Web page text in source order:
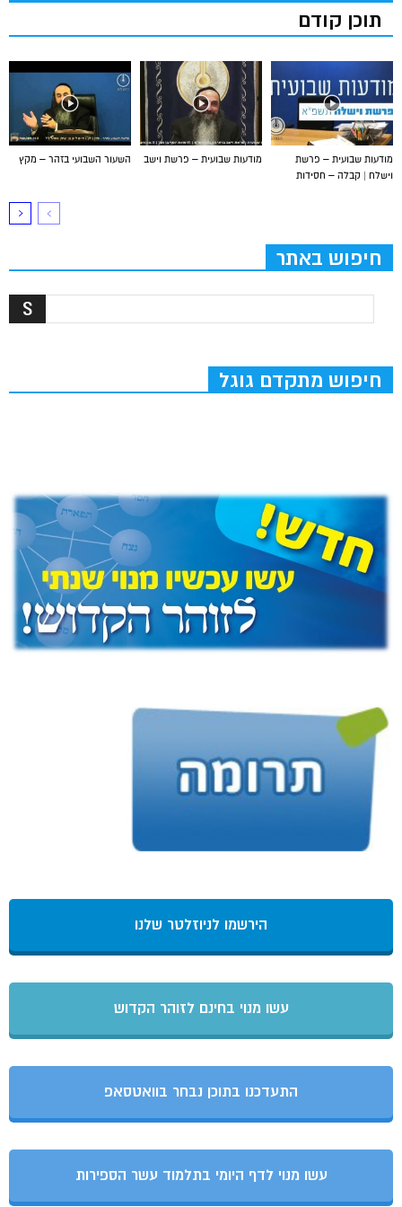
תוכן קודם
השעור השבועי בזהר – מקץ מודעות שבועית – פרשת וישב
מודעות שבועית – פרשת
וישלח | קבלה – חסידות
חיפוש באתר
חיפוש מתקדם גוגל
הירשמו לניוזלטר שלנו
עשו מנוי בחינם לזוהר הקדוש
התעדכנו בתוכן נבחר בוואטסאפ
עשו מנוי לדף היומי בתלמוד עשר הספירות